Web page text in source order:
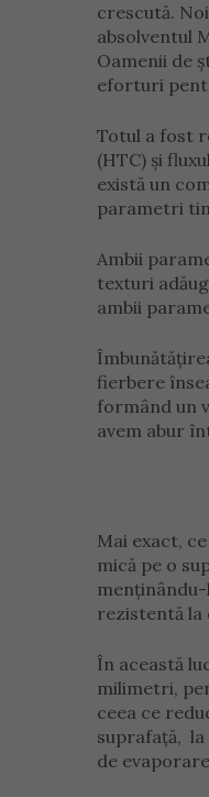
crescută.
absolventul
Oamenii de
eforturi
Totul a fost
(HTC) și
există un
parametri
Ambii
texturi
ambii
fierbere
formând un
avem abur
Mai exact,
mică pe o
rezistentă la
În această
milimetri,
ceea ce
suprafață, la
de